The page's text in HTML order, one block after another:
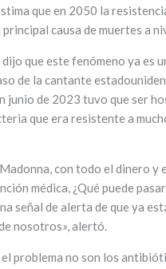
que en 2050 la
causa de muertes a
que este fenómeno ya es
de la cantante
junio de 2023 tuvo que ser
que era resistente a
con todo el dinero y
médica, ¿Qué puede
señal de alerta de que ya
nosotros», alertó.
problema no son los